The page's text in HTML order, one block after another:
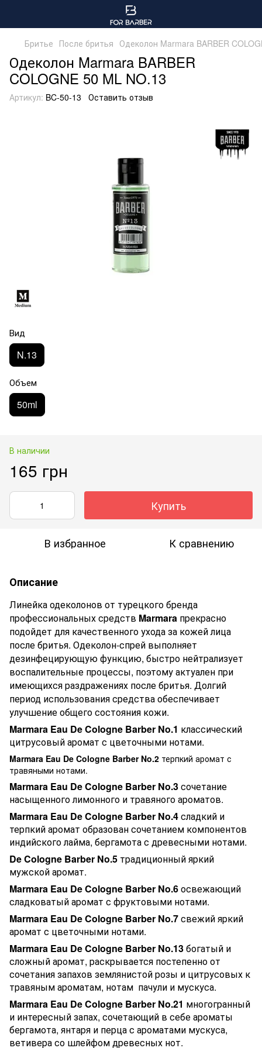
Бритье После бритья Одеколон Marmara BARBER
Одеколон Marmara BARBER
COLOGNE 50 ML NO.13
Артикул: BC-50-13 Оставить отзыв
Вид
N.13
Объем
50ml
В наличии
165 грн
Купить
В избранное К сравнению
Описание
Линейка одеколонов от турецкого бренда
профессиональных средств Marmara прекрасно
подойдет для качественного ухода за кожей лица
после бритья. Одеколон-спрей выполняет
дезинфецирующую функцию, быстро нейтрализует
воспалительные процессы, поэтому актуален при
имеющихся раздражениях после бритья. Долгий
период использования средства обеспечивает
улучшение общего состояния кожи.
Marmara Eau De Cologne Barber No.1 классический
цитрусовый аромат с цветочными нотами.
Marmara Eau De Cologne Barber No.2 терпкий аромат с
травяными нотами.
Marmara Eau De Cologne Barber No.3сочетание
насыщенного лимонного и травяного ароматов.
Marmara Eau De Cologne Barber No.4сладкий и
терпкий аромат образован сочетанием компонентов
индийского лайма, бергамота с древесными нотами.
De Cologne Barber No.5 традиционный яркий
мужской аромат.
Marmara Eau De Cologne Barber No.6освежающий
сладковатый аромат с фруктовыми нотами.
Marmara Eau De Cologne Barber No.7свежий яркий
аромат с цветочными нотами.
Marmara Eau De Cologne Barber No.13богатый и
сложный аромат, раскрывается постепенно от
сочетания запахов землянистой розы и цитрусовых к
травяным ароматам, нотам пачули и мускуса.
Marmara Eau De Cologne Barber No.21 многогранный
и интересный запах, сочетающий в себе ароматы
бергамота, янтаря и перца с ароматами мускуса,
ветивера со шлейфом древесных нот.